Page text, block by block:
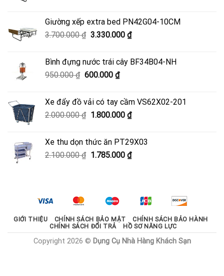
4.500.000 ₫.là:
4.050.000 ₫.
Giường xếp extra bed PN42G04-10CM
3.700.000₫ Giá
3.700.000 ₫.
3.330.000 ₫Giá
là:
Bình đựng nước trái cây BF34B04-NH
950.000₫ Giá
950.000 ₫.
600.000 ₫Giá
là:
600.000 ₫.
Xe đẩy đồ vải có tay cầm VS62X02-201
2.000.000₫ Giá
2.000.000 ₫.
1.800.000 ₫Giá
là:
1.800.000 ₫.
Xe thu dọn thức ăn PT29X03
2.100.000₫ Giá
1.785.000 ₫Giá
1.785.000 ₫.
GIỚI THIỆU CHÍNH SÁCH BẢO MẬT
CHÍNH SÁCH BẢO HÀNH
CHÍNH SÁCH ĐỔI TRẢ
HỒ SƠ NĂNG LỰC
Copyright 2026 © Dụng Cụ Nhà Hàng Khách Sạn